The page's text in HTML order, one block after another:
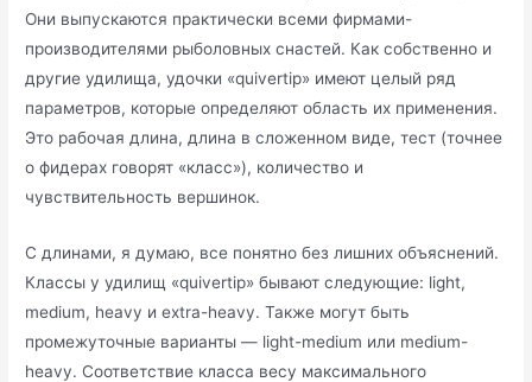
Они выпускаются практически всеми фирмами-
производителями рыболовных снастей. Как собственно и
другие удилища, удочки «quivertip» имеют целый ряд
параметров, которые определяют область их применения.
Это рабочая длина, длина в сложенном виде, тест (точнее
о фидерах говорят «класс»), количество и
чувствительность вершинок.
С длинами, я думаю, все понятно без лишних объяснений.
Классы у удилищ «quivertip» бывают следующие: light,
medium, heavy и extra-heavy. Также могут быть
промежуточные варианты — light-medium или medium-
heavy. Соответствие класса весу максимального